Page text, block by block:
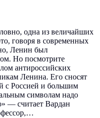
одна из величайших
говоря в современных
Ленин был
Но посмотрите
антироссийских
Ленина. Его сносят
с Россией и большим
символам надо
— считает Вардан